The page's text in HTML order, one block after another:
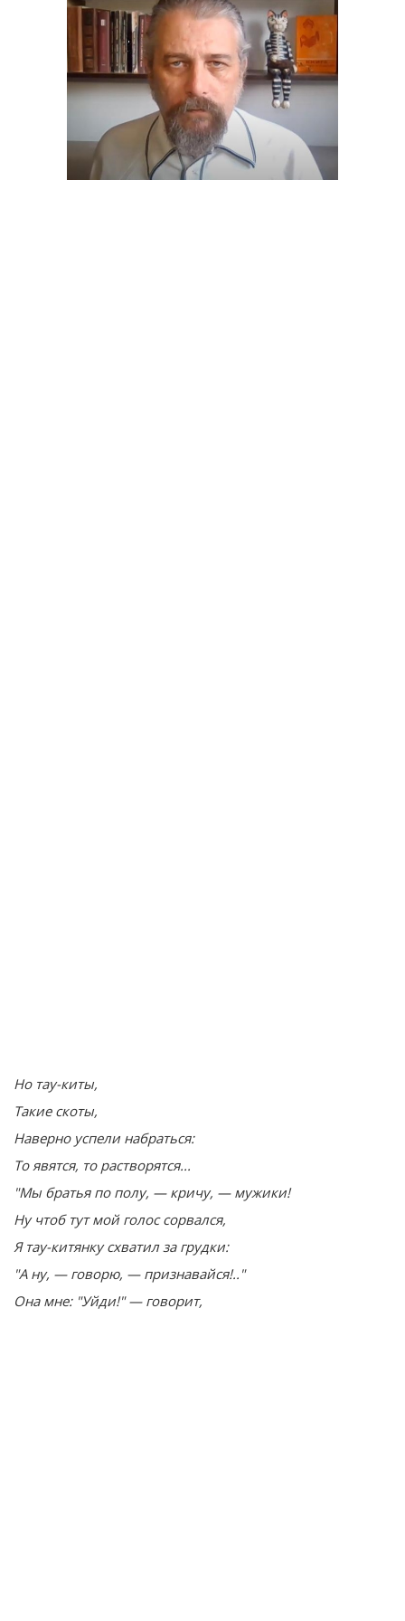
Но тау-киты,
Такие скоты,
Наверно успели набраться:
То явятся, то растворятся...
"Мы братья по полу, — кричу, — мужики!
Ну чтоб тут мой голос сорвался,
Я тау-китянку схватил за грудки:
"А ну, — говорю, — признавайся!.."
Она мне: "Уйди!" — говорит,